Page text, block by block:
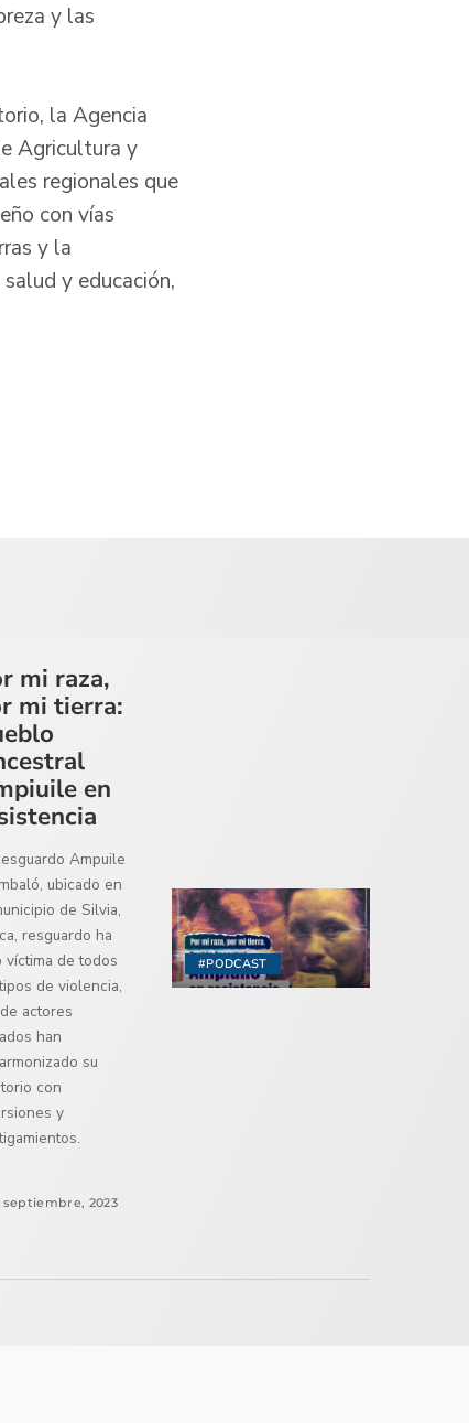
y las
la Agencia
Agricultura y
regionales que
con vías
y la
y educación,
#PODCAST
mi raza,
mi tierra:
en
Ampuile
ubicado en
de Silvia,
resguardo ha
víctima de todos
de violencia,
actores
han
su
con
y
septiembre, 2023